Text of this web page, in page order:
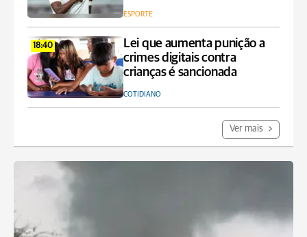
ESPORTE
18:40
Lei que aumenta punição a
crimes digitais contra
crianças é sancionada
COTIDIANO
Ver mais